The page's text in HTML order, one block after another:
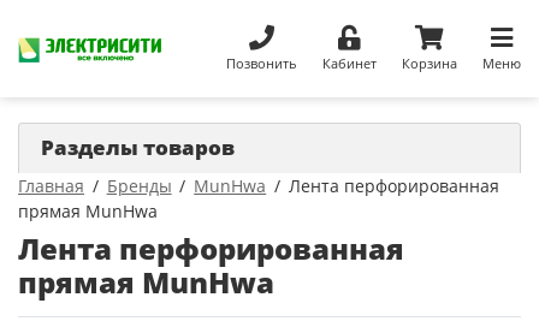
Позвонить Кабинет Корзина Меню
Главная Бренды MunHwa
Лента перфорированная
прямая MunHwa
Лента перфорированная
прямая MunHwa
Разделы товаров